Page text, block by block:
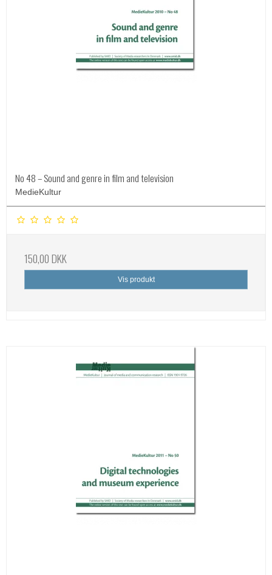
No 48 – Sound and genre in film and television
MedieKultur
150,00 DKK
Vis produkt